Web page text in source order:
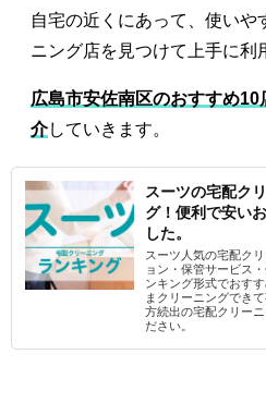
自宅の近くにあって、使いや
ニング店を見つけて上手に利
広島市安佐南区のおすすめ
介していきます。
スーツの宅配ク
グ！便利で安い
した。
スーツ人気の宅配ク
ョン・保管サービス
ンキング形式でおす
まクリーニングでき
方続出の宅配クリー
ださい。